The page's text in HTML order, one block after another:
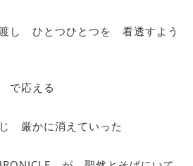
し ひとつひとつを 看透すよう
で応える
厳かに消えていった